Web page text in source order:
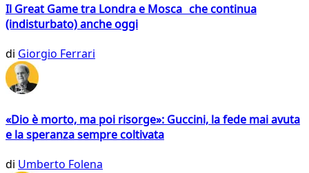
Il Great Game tra Londra e Mosca che continua
(indisturbato) anche oggi
di Giorgio Ferrari
«Dio è morto, ma poi risorge»: Guccini, la fede mai avuta
e la speranza sempre coltivata
di Umberto Folena